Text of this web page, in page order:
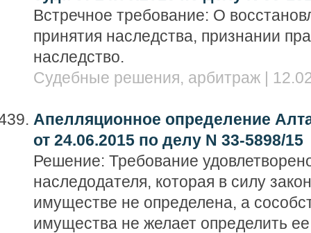
Встречное требование: О
принятия наследства, признании
наследство.
Судебные решения, арбитраж |
Апелляционное определение
от 24.06.2015 по делу N 33-5898/15
Решение: Требование
наследодателя, которая в силу
имуществе не определена, а
имущества не желает определить